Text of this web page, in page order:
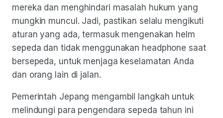
mereka dan menghindari masalah hukum yang
mungkin muncul. Jadi, pastikan selalu mengikuti
aturan yang ada, termasuk mengenakan helm
sepeda dan tidak menggunakan headphone saat
bersepeda, untuk menjaga keselamatan Anda
dan orang lain di jalan.
Pemerintah Jepang mengambil langkah untuk
melindungi para pengendara sepeda tahun ini